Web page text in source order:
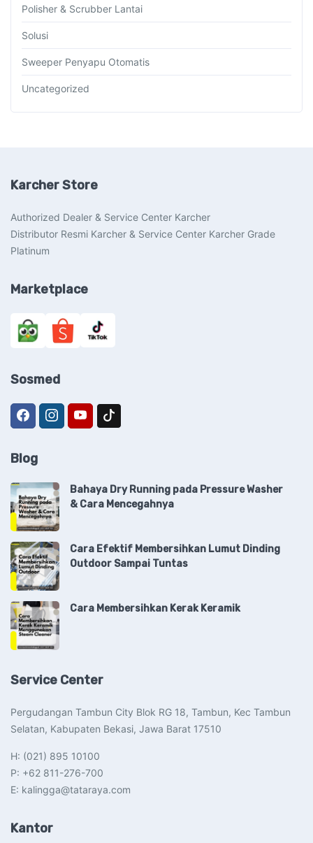
Polisher & Scrubber Lantai
Solusi
Sweeper Penyapu Otomatis
Uncategorized
Karcher Store
Authorized Dealer & Service Center Karcher
Distributor Resmi Karcher & Service Center Karcher Grade
Platinum
Marketplace
Sosmed
Blog
Bahaya Dry Running pada Pressure Washer
& Cara Mencegahnya
Cara Efektif Membersihkan Lumut Dinding
Outdoor Sampai Tuntas
Cara Membersihkan Kerak Keramik
Service Center
Pergudangan Tambun City Blok RG 18, Tambun, Kec Tambun
Selatan, Kabupaten Bekasi, Jawa Barat 17510​
H: (021) 895 10100
P: +62 811-276-700
E: kalingga@tataraya.com
Kantor